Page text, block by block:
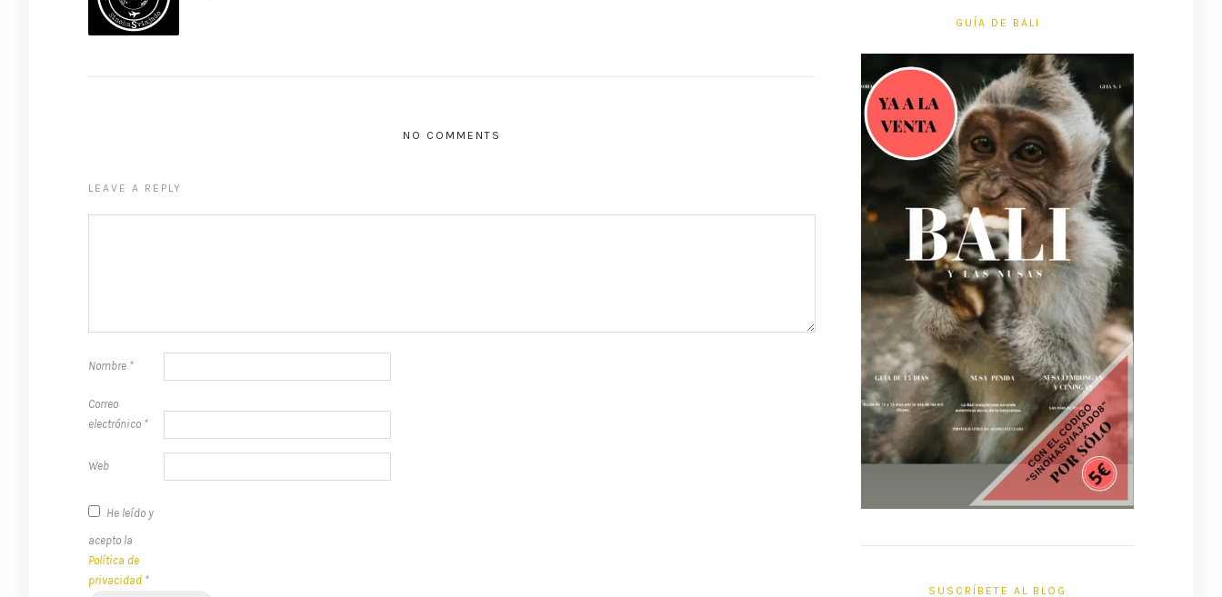
NO COMMENTS
LEAVE A REPLY
Nombre *
Correo
electrónico *
Web
He leído y
acepto la
Política de
privacidad *
GUÍA DE BALI
SUSCRÍBETE AL BLOG